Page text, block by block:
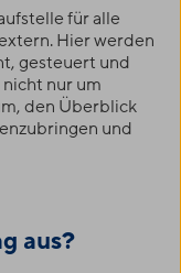
für alle
Hier werden
gesteuert und
nur um
den Überblick
und
aus?